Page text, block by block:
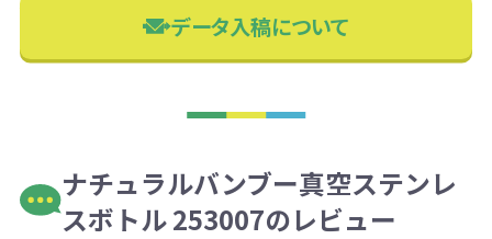
データ入稿について
ナチュラルバンブー真空ステンレ
スボトル 253007のレビュー